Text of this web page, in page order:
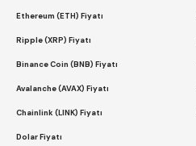
Ethereum (ETH) Fiyatı
Ripple (XRP) Fiyatı
Binance Coin (BNB) Fiyatı
Avalanche (AVAX) Fiyatı
Chainlink (LINK) Fiyatı
Dolar Fiyatı